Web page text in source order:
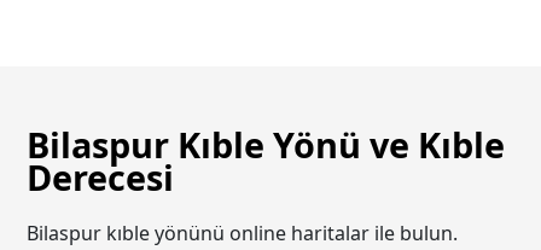
Bilaspur Kıble Yönü ve Kıble
Derecesi
Bilaspur kıble yönünü online haritalar ile bulun.